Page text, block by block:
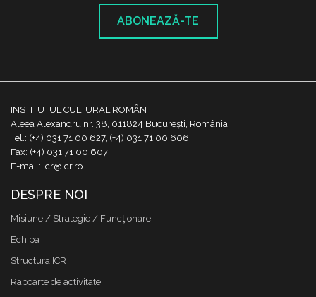
ABONEAZĂ-TE
INSTITUTUL CULTURAL ROMÂN
Aleea Alexandru nr. 38, 011824 București, România
Tel.: (+4) 031 71 00 627, (+4) 031 71 00 606
Fax: (+4) 031 71 00 607
E-mail: icr@icr.ro
DESPRE NOI
Misiune / Strategie / Funcţionare
Echipa
Structura ICR
Rapoarte de activitate